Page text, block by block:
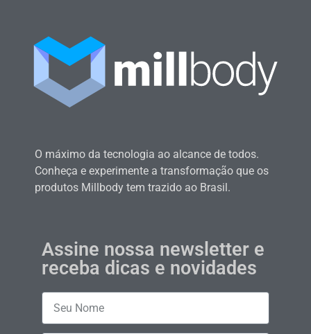
O máximo da tecnologia ao alcance de todos.
Conheça e experimente a transformação que os
produtos Millbody tem trazido ao Brasil.
Assine nossa newsletter e
receba dicas e novidades